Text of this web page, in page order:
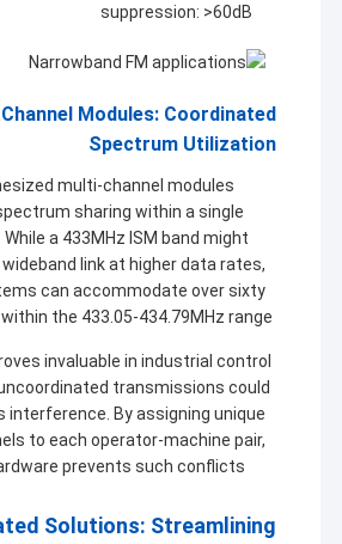
suppression: >60dB
Modules: Coordinated
Spectrum Utilization
multi-channel modules
sharing within a single
a 433MHz ISM band might
link at higher data rates,
can accommodate over sixty
the 433.05-434.79MHz range.
invaluable in industrial control
transmissions could
interference. By assigning unique
to each operator-machine pair,
prevents such conflicts.
Solutions: Streamlining